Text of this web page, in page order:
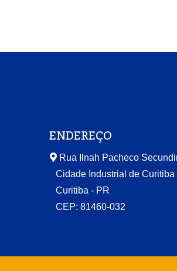
ENDEREÇO
Rua Ilnah Pacheco
Cidade Industrial de Curitiba
Curitiba - PR
CEP: 81460-032